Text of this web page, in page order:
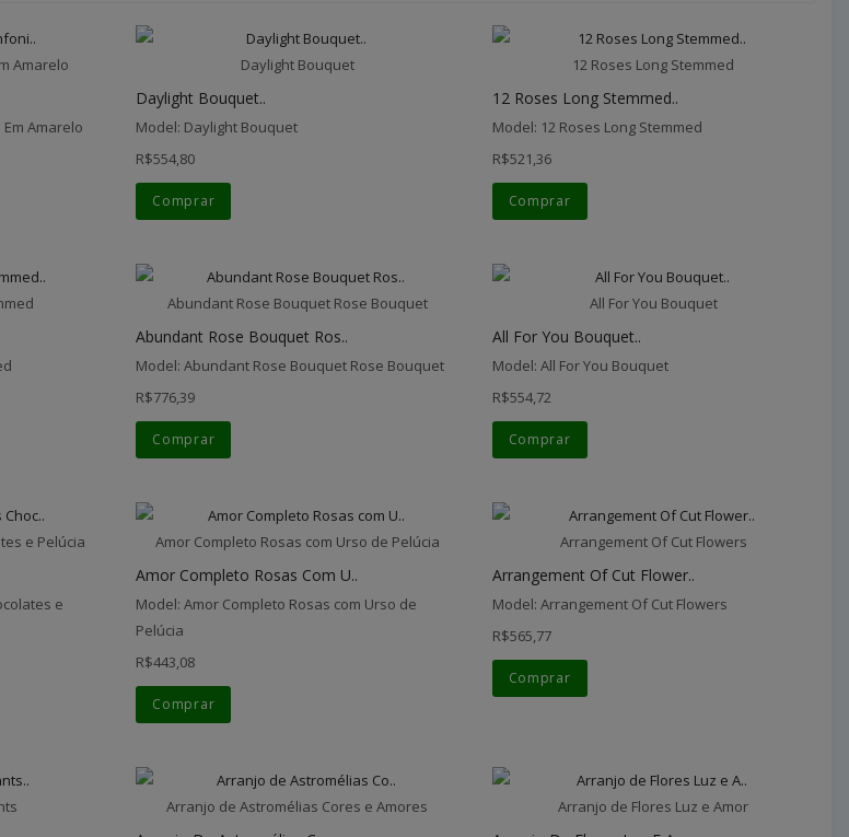
Amarelo
Amarelo
Daylight Bouquet
Daylight Bouquet..
Model: Daylight Bouquet
R$554,80
Comprar
12 Roses Long Stemmed
12 Roses Long Stemmed..
Model: 12 Roses Long Stemmed
R$521,36
Comprar
Abundant Rose Bouquet Rose Bouquet
Abundant Rose Bouquet Ros..
Model: Abundant Rose Bouquet Rose Bouquet
R$776,39
Comprar
All For You Bouquet
All For You Bouquet..
Model: All For You Bouquet
R$554,72
Comprar
e Pelúcia
e
Amor Completo Rosas com Urso de Pelúcia
Amor Completo Rosas Com U..
Model: Amor Completo Rosas com Urso de
Pelúcia
R$443,08
Comprar
Arrangement Of Cut Flowers
Arrangement Of Cut Flower..
Model: Arrangement Of Cut Flowers
R$565,77
Comprar
Arranjo de Astromélias Cores e Amores Arranjo de Flores Luz e Amor